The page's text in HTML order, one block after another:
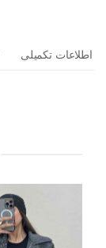
اطلاعات تکمیلی